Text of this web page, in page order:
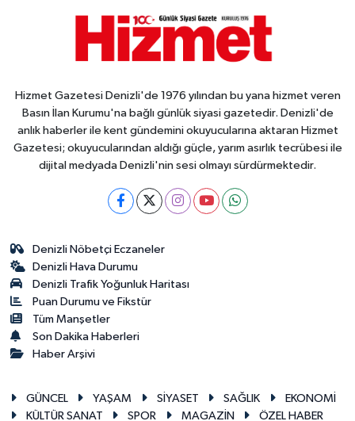
Hizmet Gazetesi Denizli'de 1976 yılından bu yana hizmet veren
Basın İlan Kurumu'na bağlı günlük siyasi gazetedir. Denizli'de
anlık haberler ile kent gündemini okuyucularına aktaran Hizmet
Gazetesi; okuyucularından aldığı güçle, yarım asırlık tecrübesi ile
dijital medyada Denizli'nin sesi olmayı sürdürmektedir.
Denizli Nöbetçi Eczaneler
Denizli Hava Durumu
Denizli Trafik Yoğunluk Haritası
Puan Durumu ve Fikstür
Tüm Manşetler
Son Dakika Haberleri
Haber Arşivi
GÜNCEL YAŞAM SİYASET SAĞLIK
EKONOMİ
KÜLTÜR SANAT
SPOR MAGAZİN ÖZEL HABER